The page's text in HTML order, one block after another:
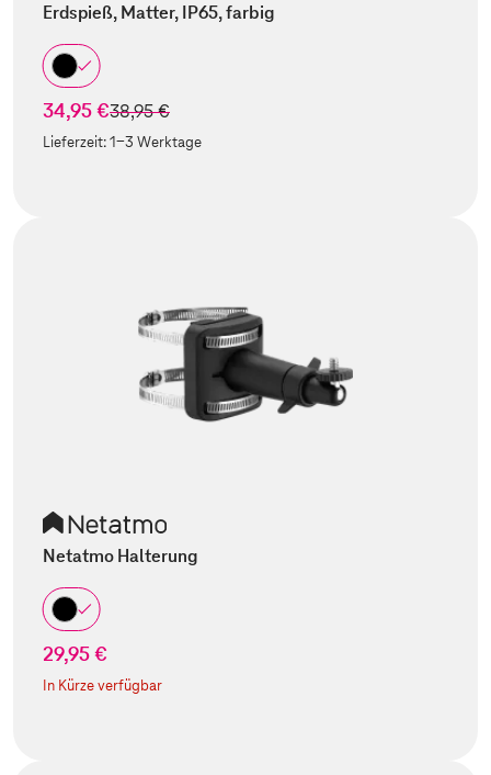
Erdspieß, Matter, IP65, farbig
34,95 €statt
38,95 €
Lieferzeit:1-3 Werktage
Netatmo Halterung
29,95 €
In Kürze verfügbar